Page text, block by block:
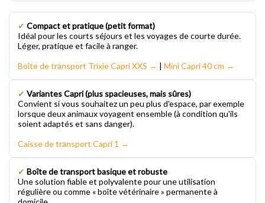
✔ Compact et pratique (petit format)
Idéal pour les courts séjours et les voyages de courte durée.
Léger, pratique et facile à ranger.
Boîte de transport Trixie Capri XXS → | Mini Capri 40 cm →
✔ Variantes Capri (plus spacieuses, mais sûres)
Convient si vous souhaitez un peu plus d'espace, par exemple
lorsque deux animaux voyagent ensemble (à condition qu'ils
soient adaptés et sans danger).
Caisse de transport Capri 1 →
✔ Boîte de transport basique et robuste
Une solution fiable et polyvalente pour une utilisation
régulière ou comme « boîte vétérinaire » permanente à